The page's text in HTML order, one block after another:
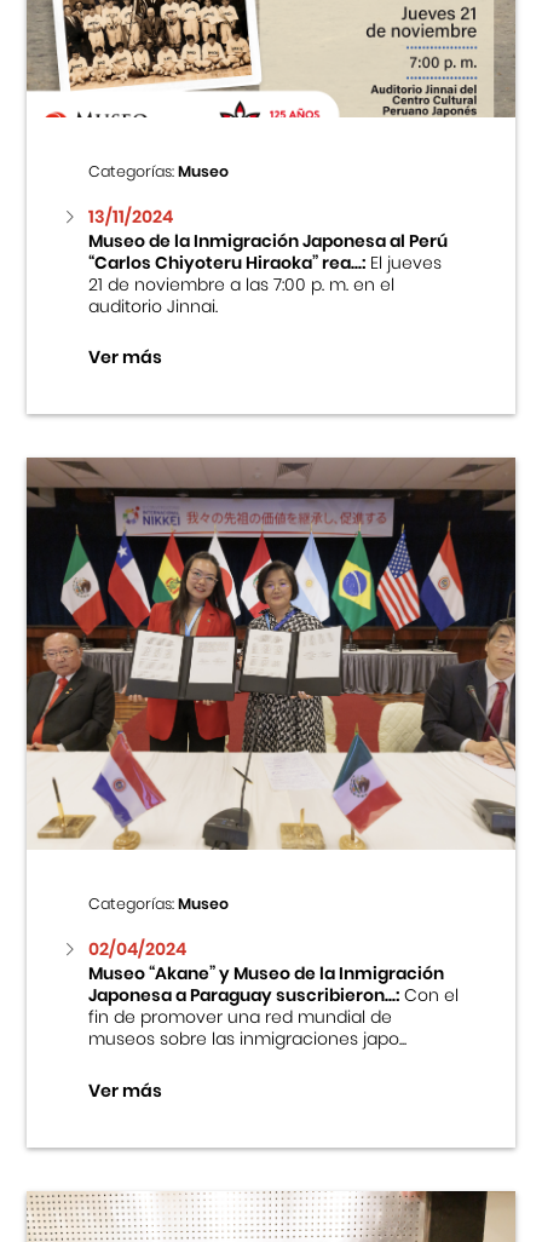
Centro Cultural Peruano Japonés
Cursos
Museo de la Inmigración Japonesa
Fondo Editorial
Teatro Peruano Japonés
Categorías:Museo
13/11/2024
Museo de la Inmigración Japonesa al Perú
“Carlos Chiyoteru Hiraoka” rea...:El jueves
21 de noviembre a las 7:00 p. m. en el
auditorio Jinnai.
Ver más
Categorías:Museo
02/04/2024
Museo “Akane” y Museo de la Inmigración
Japonesa a Paraguay suscribieron...:Con el
fin de promover una red mundial de
museos sobre las inmigraciones japo...
Ver más